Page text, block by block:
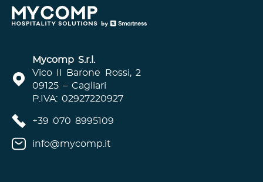
Mycomp S.r.l.
Vico II Barone Rossi, 2
09125 – Cagliari
P.IVA: 02927220927
+39 070 8995109
info@mycomp.it